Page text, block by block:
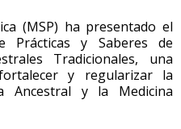
(MSP) ha presentado el
Prácticas y Saberes de
Tradicionales, una
y regularizar la
Ancestral y la Medicina